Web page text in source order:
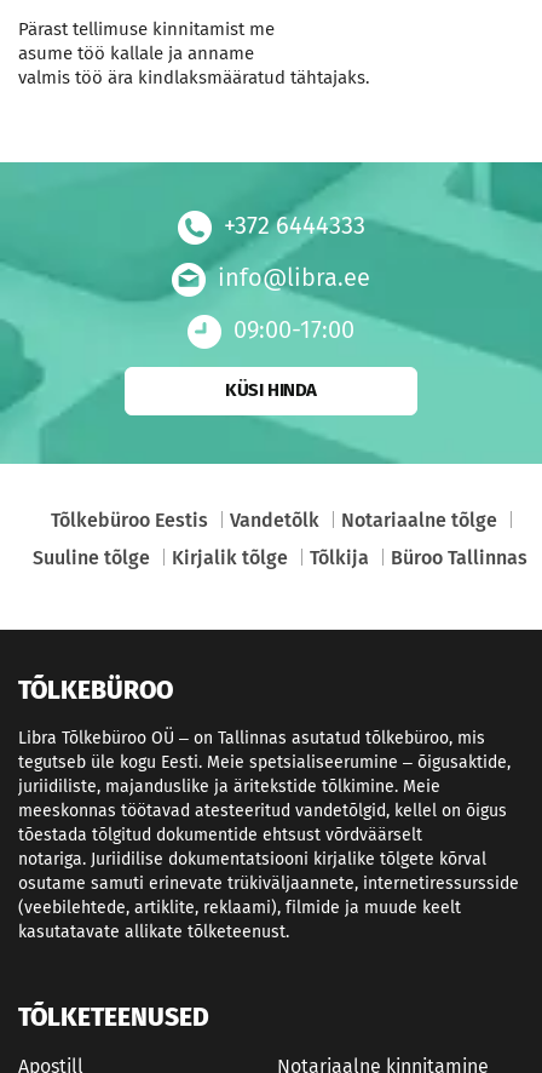
Pärast tellimuse kinnitamist me
asume töö kallale ja anname
valmis töö ära kindlaksmääratud tähtajaks.
+372 6444333
info@libra.ee
09:00-17:00
KÜSI HINDA
Tõlkebüroo Eestis Vandetõlk
Notariaalne tõlge
Suuline tõlge
Kirjalik tõlge Tõlkija Büroo Tallinnas
TÕLKEBÜROO
Libra Tõlkebüroo OÜ – on Tallinnas asutatud tõlkebüroo, mis
tegutseb üle kogu Eesti. Meie spetsialiseerumine – õigusaktide,
juriidiliste, majanduslike ja äritekstide tõlkimine. Meie
meeskonnas töötavad atesteeritud vandetõlgid, kellel on õigus
tõestada tõlgitud dokumentide ehtsust võrdväärselt
notariga. Juriidilise dokumentatsiooni kirjalike tõlgete kõrval
osutame samuti erinevate trükiväljaannete, internetiressursside
(veebilehtede, artiklite, reklaami), filmide ja muude keelt
kasutatavate allikate tõlketeenust.
TÕLKETEENUSED
Apostill Notariaalne kinnitamine